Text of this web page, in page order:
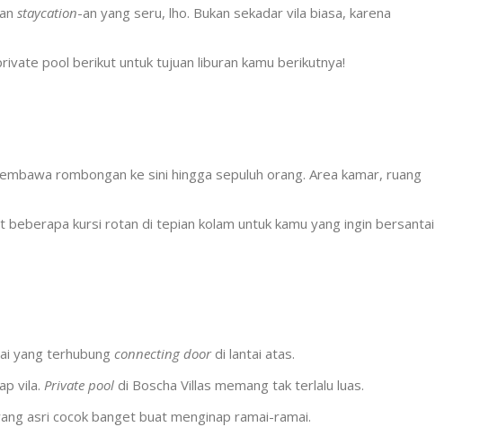
staycation-an yang seru, lho. Bukan sekadar vila biasa, karena
pool berikut untuk tujuan liburan kamu berikutnya!
rombongan ke sini hingga sepuluh orang. Area kamar, ruang
kursi rotan di tepian kolam untuk kamu yang ingin bersantai
yang terhubung connecting doordi lantai atas.
vila. Private pool di Boscha Villas memang tak terlalu luas.
asri cocok banget buat menginap ramai-ramai.